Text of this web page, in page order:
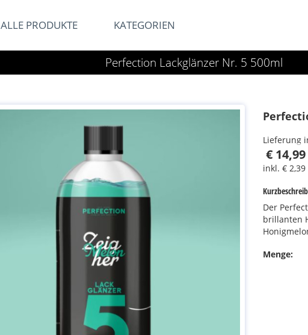
ALLE PRODUKTE KATEGORIEN
Perfection Lackglänzer Nr. 5 500ml
Lieferung
€ 14,99
inkl. €
Der
brillanten
Menge: